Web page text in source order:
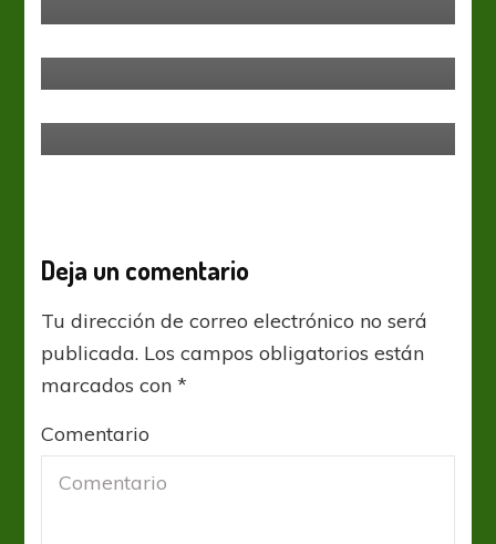
Deja un comentario
Tu dirección de correo electrónico no será
publicada. Los campos obligatorios están
marcados con*
Comentario